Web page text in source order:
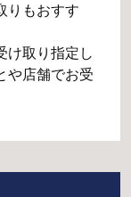
りもおすす
け取り指定し
や店舗でお受